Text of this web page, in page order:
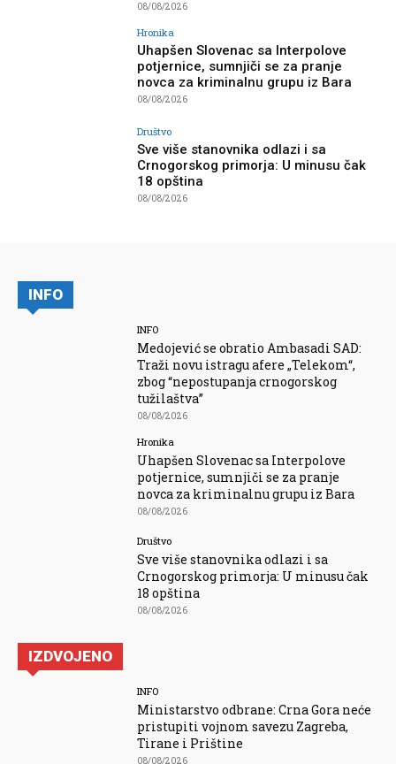
08/08/2026
Hronika
Uhapšen Slovenac sa Interpolove
potjernice, sumnjiči se za pranje
novca za kriminalnu grupu iz Bara
08/08/2026
Društvo
Sve više stanovnika odlazi i sa
Crnogorskog primorja: U minusu čak
18 opština
08/08/2026
INFO
INFO
Medojević se obratio Ambasadi SAD:
Traži novu istragu afere „Telekom“,
zbog “nepostupanja crnogorskog
tužilaštva”
08/08/2026
Hronika
Uhapšen Slovenac sa Interpolove
potjernice, sumnjiči se za pranje
novca za kriminalnu grupu iz Bara
08/08/2026
Društvo
Sve više stanovnika odlazi i sa
Crnogorskog primorja: U minusu čak
18 opština
08/08/2026
IZDVOJENO
INFO
Ministarstvo odbrane: Crna Gora neće
pristupiti vojnom savezu Zagreba,
Tirane i Prištine
08/08/2026